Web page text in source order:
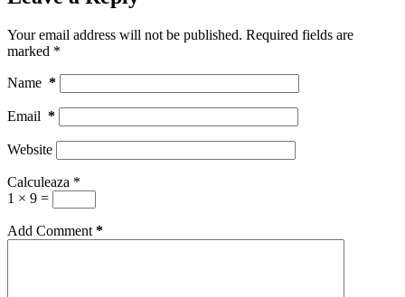
Your email address will not be published. Required fields are
marked *
Name *
Email *
Website
Calculeaza *
1 × 9 =
Add Comment *